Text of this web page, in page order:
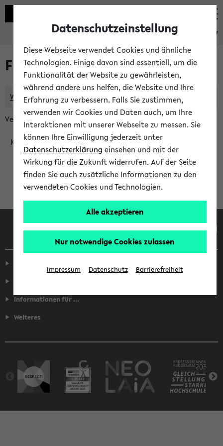
eKVV
Frau Dr. Sigrid Nikutta: Lehre
Wochenplan Kontakt
Veranstaltungen aus den letzten Semestern:
Keine Veranstaltungen gefunden
Informationen für ...
Weiteres
Datenschutzeinstellung
Diese Webseite verwendet Cookies und ähnliche
Technologien. Einige davon sind essentiell, um die
Funktionalität der Website zu gewährleisten,
während andere uns helfen, die Website und Ihre
Erfahrung zu verbessern. Falls Sie zustimmen,
verwenden wir Cookies und Daten auch, um Ihre
Interaktionen mit unserer Webseite zu messen. Sie
können Ihre Einwilligung jederzeit unter
Datenschutzerklärung einsehen und mit der
Wirkung für die Zukunft widerrufen. Auf der Seite
finden Sie auch zusätzliche Informationen zu den
verwendeten Cookies und Technologien.
Alle akzeptieren
Nur notwendige Cookies zulassen
Impressum Datenschutz Barrierefreiheit